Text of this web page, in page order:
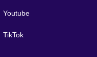
Youtube
TikTok